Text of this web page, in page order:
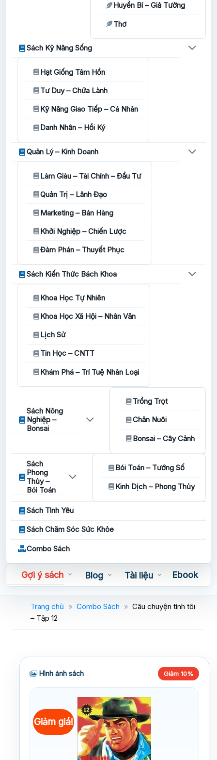
Huyền Bí – Giả Tưởng
Thơ
Sách Kỹ Năng Sống
Hạt Giống Tâm Hồn
Tư Duy – Chữa Lành
Kỹ Năng Giao Tiếp – Cá Nhân
Danh Nhân – Hồi Ký
Quản Lý – Kinh Doanh
Làm Giàu – Tài Chính – Đầu Tư
Quản Trị – Lãnh Đạo
Marketing – Bán Hàng
Khởi Nghiệp – Chiến Lược
Đàm Phán – Thuyết Phục
Sách Kiến Thức Bách Khoa
Khoa Học Tự Nhiên
Khoa Học Xã Hội – Nhân Văn
Lịch Sử
Tin Học – CNTT
Khám Phá – Trí Tuệ Nhân Loại
Sách Nông
Nghiệp –
Bonsai
Trồng Trọt
Chăn Nuôi
Bonsai – Cây Cảnh
Sách
Phong
Thủy –
Bói Toán
Bói Toán – Tướng Số
Kinh Dịch – Phong Thủy
Sách Tình Yêu
Sách Chăm Sóc Sức Khỏe
Combo Sách
Gợi ý sách Blog Tài liệu
Ebook
Sách nói
Trang chủ » Combo Sách » Câu chuyện tình tôi
– Tập 12
Hình ảnh sách Giảm 10%
Giảm giá!